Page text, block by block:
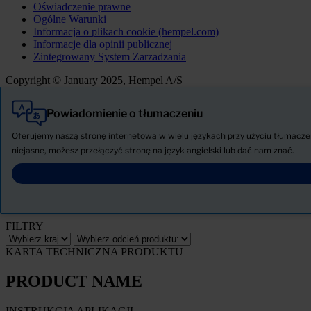
Oświadczenie prawne
Ogólne Warunki
Informacja o plikach cookie (hempel.com)
Informacje dla opinii publicznej
Zintegrowany System Zarzadzania
Copyright © January 2025, Hempel A/S
Powiadomienie o tłumaczeniu
Oferujemy naszą stronę internetową w wielu językach przy użyciu
niejasne, możesz przełączyć stronę na język angielski lub dać nam znać.
Wszystkie
Produkty
AKTUALNOŚCI
Pobierz Kartę charakterystyki
FILTRY
KARTA TECHNICZNA PRODUKTU
PRODUCT NAME